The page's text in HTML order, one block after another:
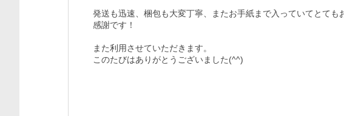
発送も迅速、梱包も大変丁寧、またお手紙まで入っていてとても
感謝です！
また利用させていただきます。
このたびはありがとうございました(^^)